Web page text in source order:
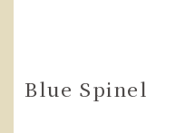
Blue Spinel